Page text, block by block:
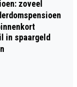
zoveel
in spaargeld